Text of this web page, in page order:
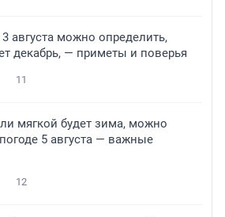
августа можно определить,
декабрь, — приметы и поверья
11
мягкой будет зима, можно
5 августа — важные
12